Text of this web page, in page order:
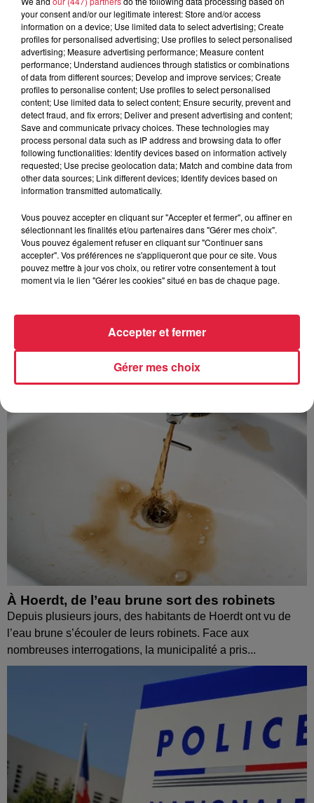
6 août 2026
À Hoerdt, de l’eau brune sort des
robinets
6 août 2026
Tags antisémites à Strasbourg :
Catherine Trautmann réagit
Au zoo de Mulhouse : rencontre
avec les flamants rouges
À découvrir également
À Hoerdt, de l’eau brune sort des robinets
Depuis plusieurs jours, des habitants de Hoerdt ont vu de
l’eau brune s’écouler de leurs robinets. Face aux
nombreuses interrogations, la municipalité a pris...
your consent and/or our legitimate interest: Store and/or access
information on a device; Use limited data to select advertising; Create
profiles for personalised advertising; Use profiles to select personalised
advertising; Measure advertising performance; Measure content
performance; Understand audiences through statistics or combinations
of data from different sources; Develop and improve services; Create
profiles to personalise content; Use profiles to select personalised
content; Use limited data to select content; Ensure security, prevent and
detect fraud, and fix errors; Deliver and present advertising and content;
Save and communicate privacy choices. These technologies may
process personal data such as IP address and browsing data to offer
following functionalities: Identify devices based on information actively
requested; Use precise geolocation data; Match and combine data from
other data sources; Link different devices; Identify devices based on
information transmitted automatically.
Vous pouvez accepter en cliquant sur "Accepter et fermer", ou affiner en
sélectionnant les finalités et/ou partenaires dans "Gérer mes choix".
Vous pouvez également refuser en cliquant sur "Continuer sans
accepter". Vos préférences ne s'appliqueront que pour ce site. Vous
pouvez mettre à jour vos choix, ou retirer votre consentement à tout
moment via le lien "Gérer les cookies" situé en bas de chaque page.
Gérer mes choix
Accepter et fermer